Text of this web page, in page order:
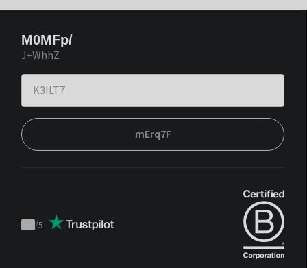
M0MFp/
J+WhhZ
mErq7F
Trustpilot
/5